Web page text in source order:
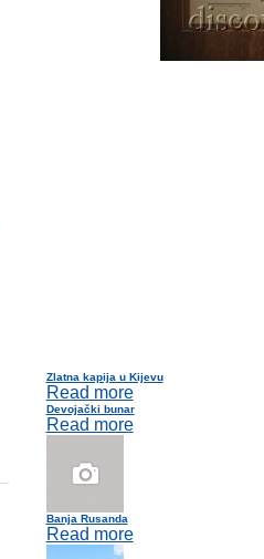
Zlatna kapija u Kijevu
Read more
Devojački bunar
Read more
Banja Rusanda
Read more